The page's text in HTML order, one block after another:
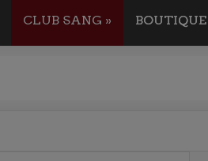
CLUB SANG » BOUTIQUE